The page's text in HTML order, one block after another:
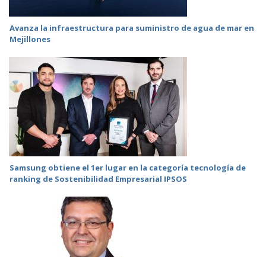
Avanza la infraestructura para suministro de agua de mar en
Mejillones
Samsung obtiene el 1er lugar en la categoría tecnología de
ranking de Sostenibilidad Empresarial IPSOS